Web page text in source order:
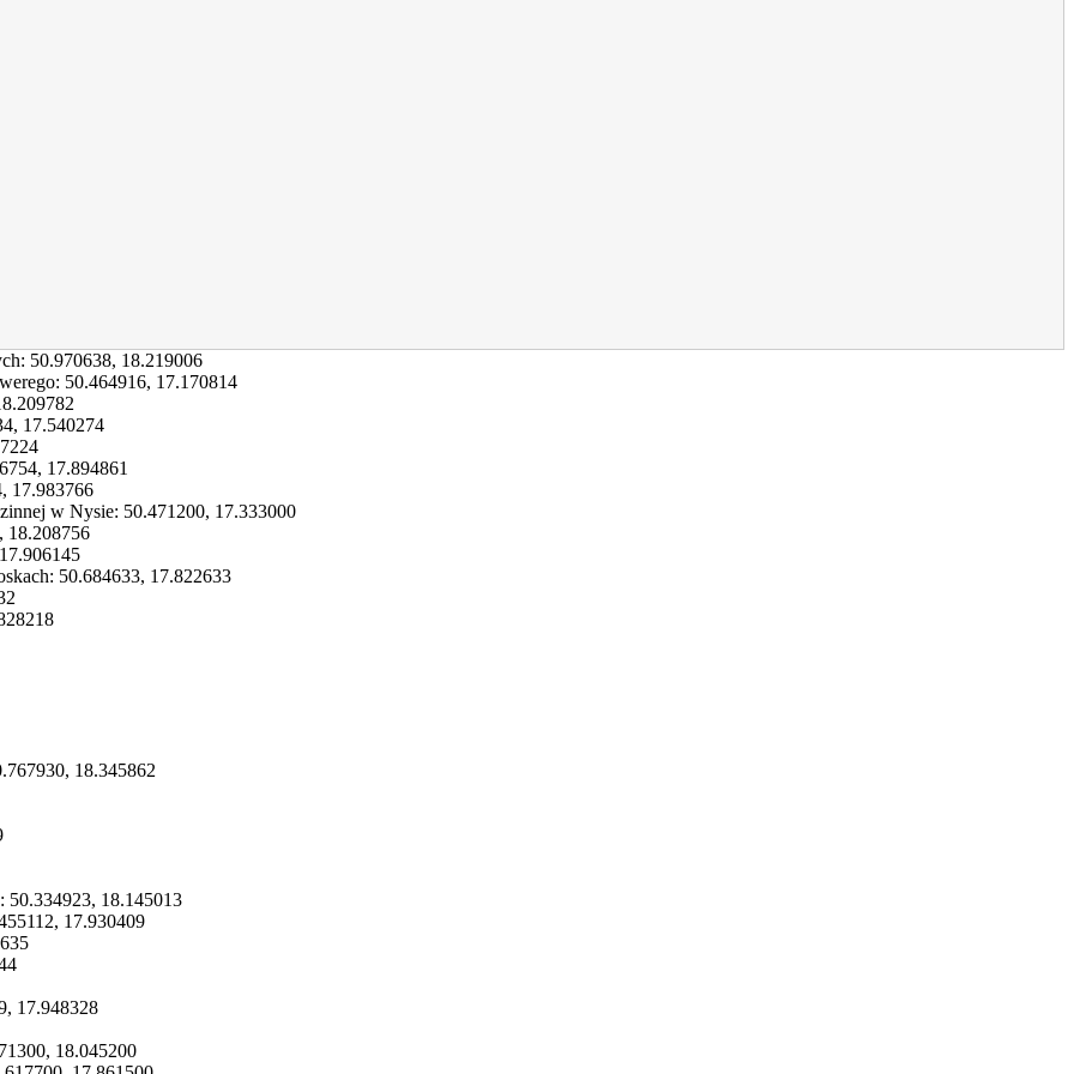
50.970638, 18.219006
50.464916, 17.170814
, 17.540274
, 17.894861
, 17.983766
w Nysie: 50.471200, 17.333000
, 18.208756
17.906145
50.684633, 17.822633
, 18.345862
50.334923, 18.145013
, 17.930409
, 17.948328
, 18.045200